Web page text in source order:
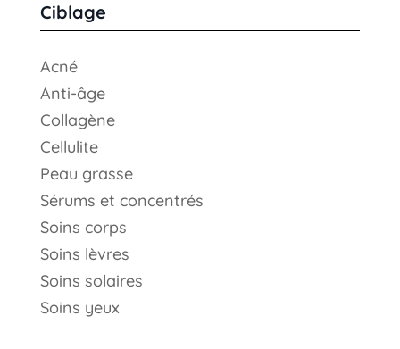
Ciblage
Acné
Anti-âge
Collagène
Cellulite
Peau grasse
Sérums et concentrés
Soins corps
Soins lèvres
Soins solaires
Soins yeux